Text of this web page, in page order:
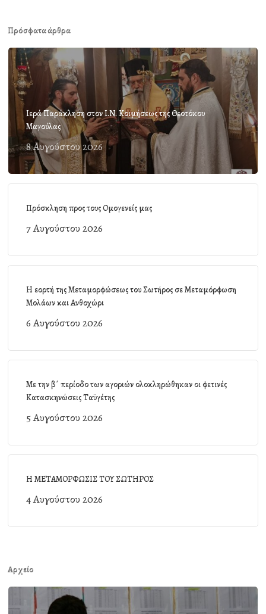
Πρόσφατα άρθρα
Ιερά Παράκληση στον Ι.Ν. Κοιμήσεως της Θεοτόκου
Μαγούλας
8 Αυγούστου 2026
Πρόσκληση προς τους Ομογενείς μας
7 Αυγούστου 2026
Η εορτή της Μεταμορφώσεως του Σωτήρος σε Μεταμόρφωση
Μολάων και Ανθοχώρι
6 Αυγούστου 2026
Με την β΄ περίοδο των αγοριών ολοκληρώθηκαν οι φετινές
Κατασκηνώσεις Ταϋγέτης
5 Αυγούστου 2026
Η ΜΕΤΑΜΟΡΦΩΣΙΣ ΤΟΥ ΣΩΤΗΡΟΣ
4 Αυγούστου 2026
Αρχείο